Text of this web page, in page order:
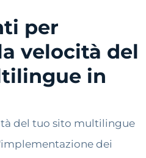
per
velocità del
in
del tuo sito multilingue
dei